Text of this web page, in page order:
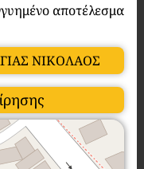
αποτέλεσμα
ΝΙΚΟΛΑΟΣ